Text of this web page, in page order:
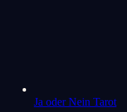
Ja oder Nein Tarot